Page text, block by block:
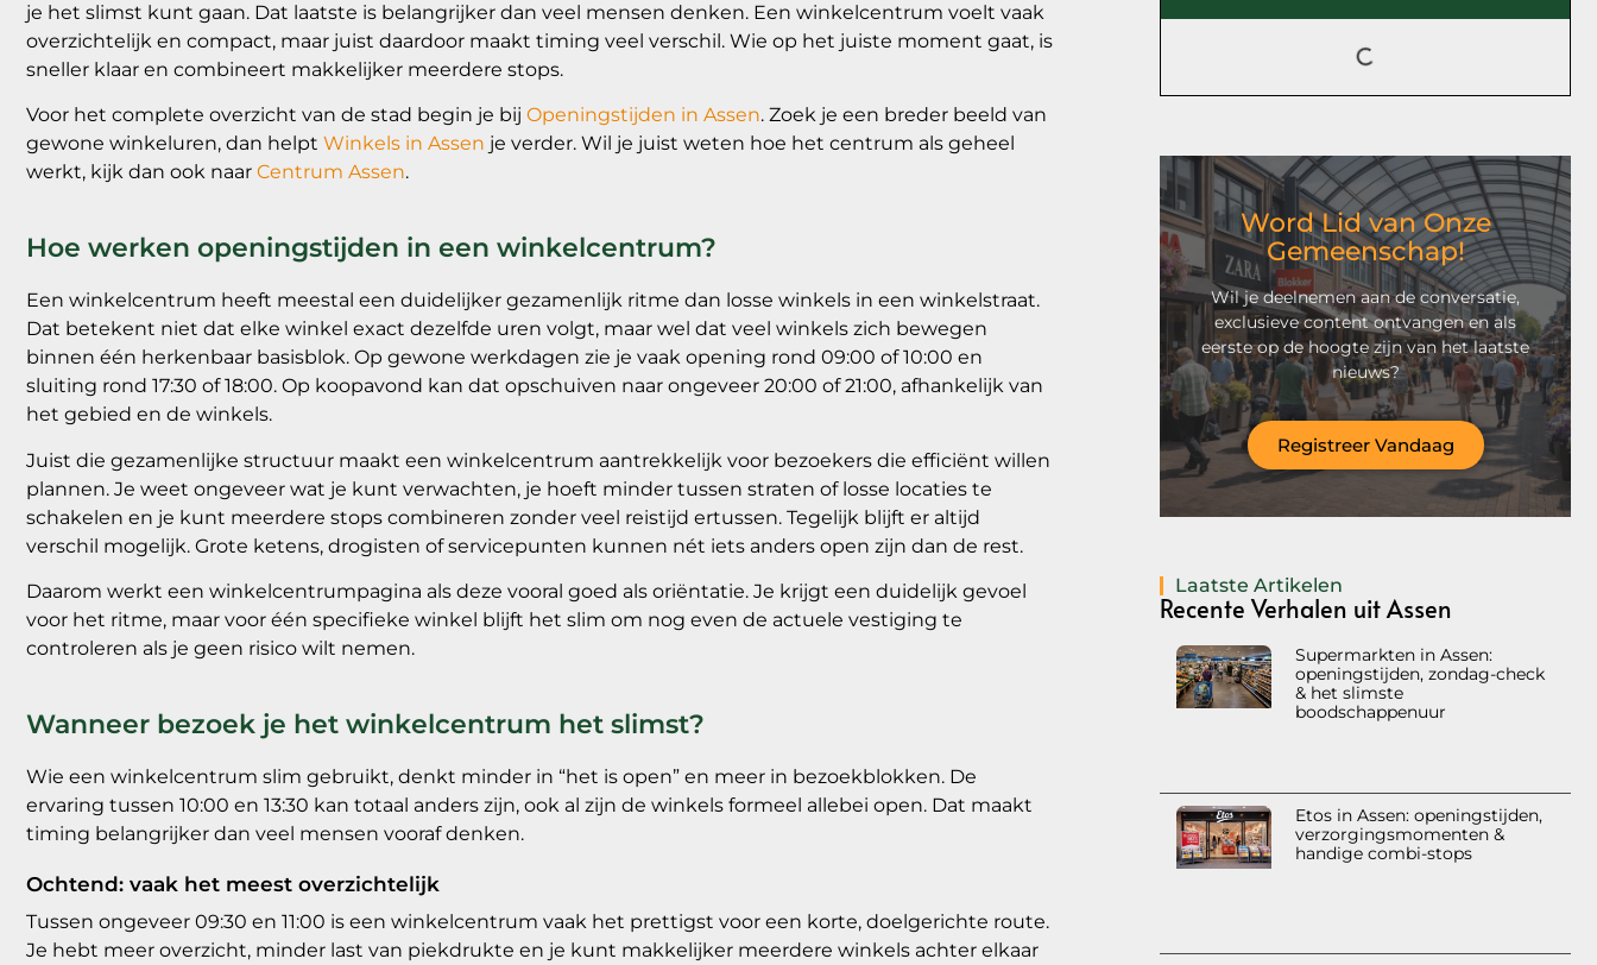
je het slimst kunt gaan. Dat laatste is belangrijker dan veel mensen denken. Een winkelcentrum voelt vaak
overzichtelijk en compact, maar juist daardoor maakt timing veel verschil. Wie op het juiste moment gaat, is
sneller klaar en combineert makkelijker meerdere stops.
Voor het complete overzicht van de stad begin je bij Openingstijden in Assen. Zoek je een breder beeld van
gewone winkeluren, dan helpt Winkels in Assen je verder. Wil je juist weten hoe het centrum als geheel
werkt, kijk dan ook naar Centrum Assen.
Hoe werken openingstijden in een winkelcentrum?
Een winkelcentrum heeft meestal een duidelijker gezamenlijk ritme dan losse winkels in een winkelstraat.
Dat betekent niet dat elke winkel exact dezelfde uren volgt, maar wel dat veel winkels zich bewegen
binnen één herkenbaar basisblok. Op gewone werkdagen zie je vaak opening rond 09:00 of 10:00 en
sluiting rond 17:30 of 18:00. Op koopavond kan dat opschuiven naar ongeveer 20:00 of 21:00, afhankelijk van
het gebied en de winkels.
Juist die gezamenlijke structuur maakt een winkelcentrum aantrekkelijk voor bezoekers die efficiënt willen
plannen. Je weet ongeveer wat je kunt verwachten, je hoeft minder tussen straten of losse locaties te
schakelen en je kunt meerdere stops combineren zonder veel reistijd ertussen. Tegelijk blijft er altijd
verschil mogelijk. Grote ketens, drogisten of servicepunten kunnen nét iets anders open zijn dan de rest.
Daarom werkt een winkelcentrumpagina als deze vooral goed als oriëntatie. Je krijgt een duidelijk gevoel
voor het ritme, maar voor één specifieke winkel blijft het slim om nog even de actuele vestiging te
controleren als je geen risico wilt nemen.
Wanneer bezoek je het winkelcentrum het slimst?
Wie een winkelcentrum slim gebruikt, denkt minder in “het is open” en meer in bezoekblokken. De
ervaring tussen 10:00 en 13:30 kan totaal anders zijn, ook al zijn de winkels formeel allebei open. Dat maakt
timing belangrijker dan veel mensen vooraf denken.
Ochtend: vaak het meest overzichtelijk
Tussen ongeveer 09:30 en 11:00 is een winkelcentrum vaak het prettigst voor een korte, doelgerichte route.
Je hebt meer overzicht, minder last van piekdrukte en je kunt makkelijker meerdere winkels achter elkaar
Word Lid van Onze
Gemeenschap!
Wil je deelnemen aan de conversatie,
exclusieve content ontvangen en als
eerste op de hoogte zijn van het laatste
nieuws?
Registreer Vandaag
Laatste Artikelen
Recente Verhalen uit Assen
Supermarkten in Assen:
openingstijden, zondag-check
& het slimste
boodschappenuur
Etos in Assen: openingstijden,
verzorgingsmomenten &
handige combi-stops